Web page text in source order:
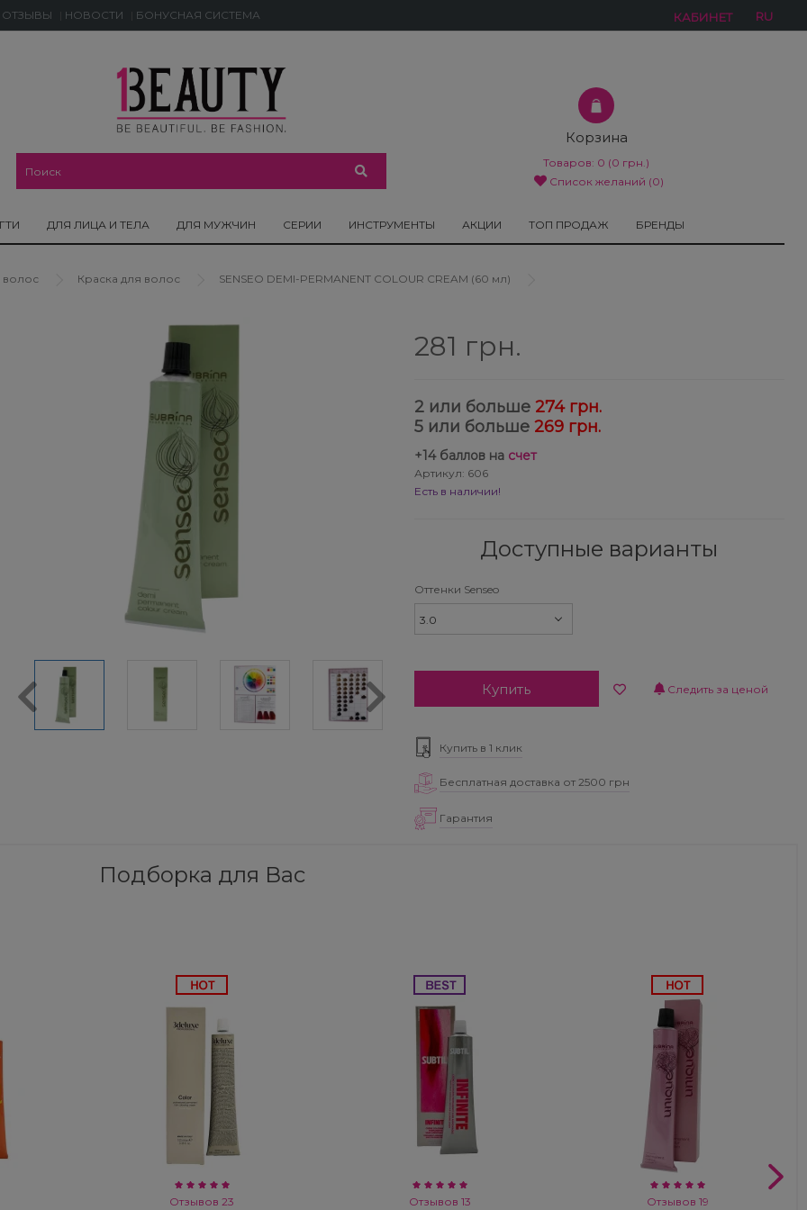
ОТЗЫВЫ НОВОСТИ БОНУСНАЯ СИСТЕМА КАБИНЕТ RU
Корзина
Товаров: 0 (0 грн.)
Список желаний (0)
ДЛЯ ЛИЦА И ТЕЛА ДЛЯ МУЖЧИН СЕРИИ ИНСТРУМЕНТЫ АКЦИИ ТОП ПРОДАЖ БРЕНДЫ
волос Краска для волос SENSEO DEMI-PERMANENT COLOUR CREAM (60 мл)
281 грн.
2 или больше 274 грн.
5 или больше 269 грн.
+14баллов на счет
Артикул: 606
Есть в наличии!
Доступные варианты
Оттенки Senseo
3.0
Купить Следить за ценой
Купить в 1 клик
Бесплатная доставка от 2500 грн
Гарантия
Подборка для Вас
Отзывов 23 Отзывов 13 Отзывов 19